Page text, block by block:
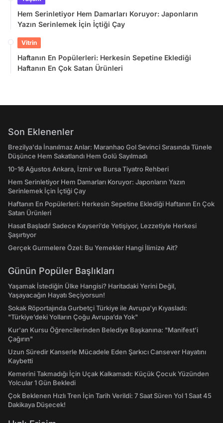
Hem Serinletiyor Hem Damarları Koruyor: Japonların
Yazın Serinlemek İçin İçtiği Çay
Vitrin
Haftanın En Popülerleri: Herkesin Sepetine Eklediği
Haftanın En Çok Satan Ürünleri
Son Eklenenler
Brezilya'da İnanılmaz Anlar: Maranhao Gol Sevinci Sırasında Tünele
Düşünce Hem Sakatlandı Hem Golü Sayılmadı
10-16 Ağustos Ankara, İzmir ve Bursa Tiyatro Rehberi
Hem Serinletiyor Hem Damarları Koruyor: Japonların Yazın
Serinlemek İçin İçtiği Çay
Haftanın En Popülerleri: Herkesin Sepetine Eklediği Haftanın En Çok
Satan Ürünleri
Hasat Başladı! Sadece Kayseri’de Yetişiyor, Lezzetiyle Herkesi
Şaşırtıyor
Gerçek Gurmelere Özel: Bu Yemekler Hangi İlimize Ait?
Günün Popüler Başlıkları
Yaşamak İstediğin Ülke Hangisi? Haritadaki Yerini Değil,
Yaşayacağın Hayatı Seçiyorsun!
Sokak Röportajında Gurbetçi Türkiye ile Avrupa'yı Kıyasladı:
"Türkiye’deki Yolların Çoğu Avrupa’da Yok"
Kur'an Kursu Öğrencilerinden Belediye Başkanına: "Manifest’i
Çağırın"
Uzun Süredir Kanserle Mücadele Eden Şarkıcı Cansever Hayatını
Kaybetti
Kemerini Takmadığı İçin Uçak Kalkamadı: Küçük Çocuk Yüzünden
Yolcular 1 Gün Bekledi
Çok Beklenen Hızlı Tren İçin Tarih Verildi: 7 Saat Süren Yol 1 Saat 45
Dakikaya Düşecek!